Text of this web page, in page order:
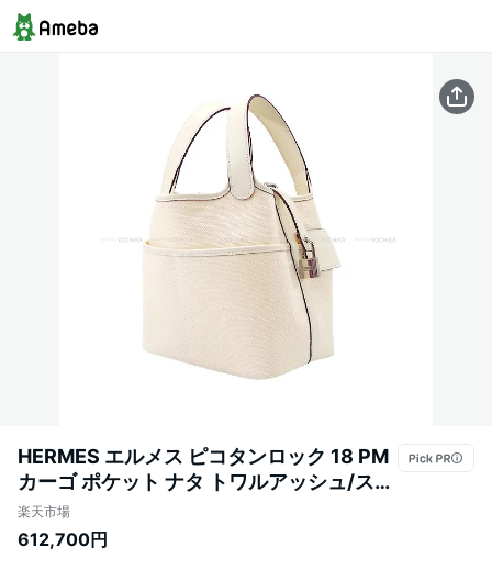
HERMES エルメス ピコタンロック 18 PM
カーゴ ポケット ナタ トワルアッシュ/スイ
フト シルバー金具 ハンドバッグ U刻印 新
品未使用(HERMES Picotin Lock 18 PM
楽天市場
612,700円